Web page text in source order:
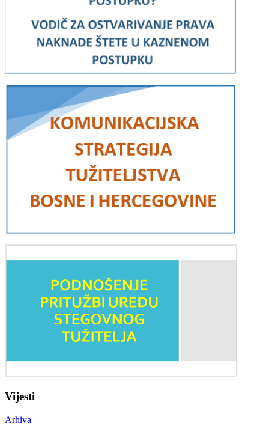
Vijesti
Arhiva